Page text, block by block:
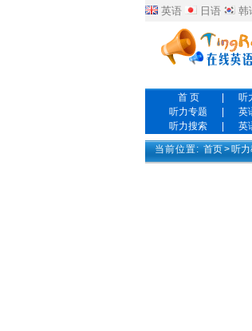
英语 日语 韩
首 页 听
听力专题
英
听力搜索
英
当前位置: 首页>听力